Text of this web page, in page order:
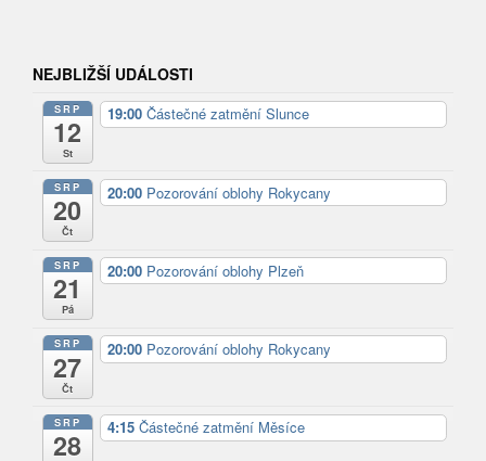
NEJBLIŽŠÍ UDÁLOSTI
SRP
12
St
19:00 Částečné zatmění Slunce
SRP
20
Čt
20:00 Pozorování oblohy Rokycany
SRP
21
Pá
20:00 Pozorování oblohy Plzeň
SRP
27
Čt
20:00 Pozorování oblohy Rokycany
SRP
28
4:15 Částečné zatmění Měsíce